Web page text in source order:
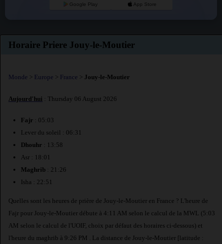
Google Play App Store
Horaire Priere Jouy-le-Moutier
Monde > Europe > France > Jouy-le-Moutier
Aujourd'hui : Thursday 06 August 2026
Fajr : 05:03
Lever du soleil : 06:31
Dhouhr : 13:58
Asr : 18:01
Maghrib : 21:26
Isha : 22:51
Quelles sont les heures de prière de Jouy-le-Moutier en France ? L'heure de
Fajr pour Jouy-le-Moutier débute à 4:11 AM selon le calcul de la MWL (5:03
AM selon le calcul de l'UOIF, choix par défaut des horaires ci-dessous) et
l'heure du maghrib à 9:26 PM . La distance de Jouy-le-Moutier [latitude :